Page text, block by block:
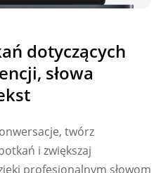
dotyczących
słowa
twórz
i zwiększaj
profesjonalnym słowom